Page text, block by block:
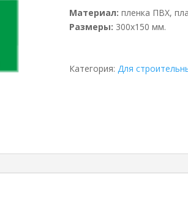
Материал: пленка ПВХ,
Размеры: 300х150 мм.
Категория: Для